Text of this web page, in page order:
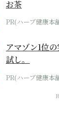
お茶
PR(ハーブ健康本
アマゾン1位
試し。
PR(ハーブ健康本